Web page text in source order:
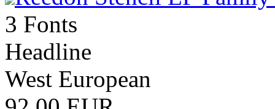
3 Fonts
Headline
West European